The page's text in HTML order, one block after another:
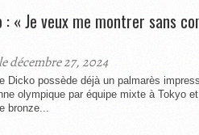
: « Je veux me montrer sans
décembre 27, 2024
Dicko possède déjà un palmarès
olympique par équipe mixte à Tokyo
bronze...